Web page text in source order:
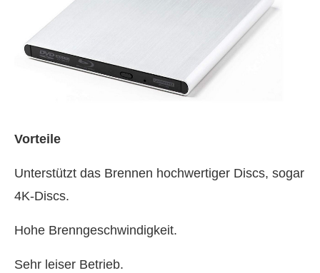
Vorteile
Unterstützt das Brennen hochwertiger Discs, sogar
4K-Discs.
Hohe Brenngeschwindigkeit.
Sehr leiser Betrieb.